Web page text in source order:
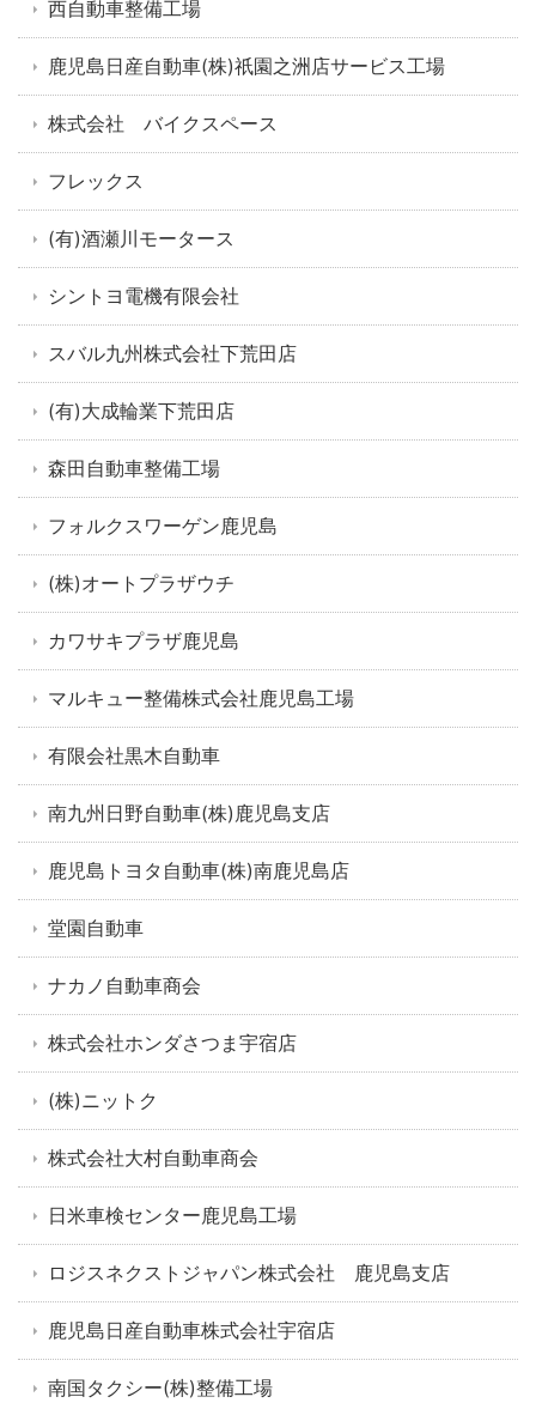
西自動車整備工場
鹿児島日産自動車(株)祇園之洲店サービス工場
株式会社 バイクスペース
フレックス
(有)酒瀬川モータース
シントヨ電機有限会社
スバル九州株式会社下荒田店
(有)大成輪業下荒田店
森田自動車整備工場
フォルクスワーゲン鹿児島
(株)オートプラザウチ
カワサキプラザ鹿児島
マルキュー整備株式会社鹿児島工場
有限会社黒木自動車
南九州日野自動車(株)鹿児島支店
鹿児島トヨタ自動車(株)南鹿児島店
堂園自動車
ナカノ自動車商会
株式会社ホンダさつま宇宿店
(株)ニットク
株式会社大村自動車商会
日米車検センター鹿児島工場
ロジスネクストジャパン株式会社 鹿児島支店
鹿児島日産自動車株式会社宇宿店
南国タクシー(株)整備工場